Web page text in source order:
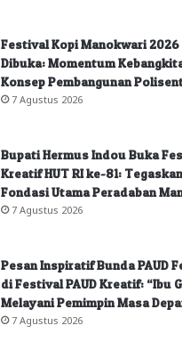
Festival Kopi Manokwari 2026
Dibuka: Momentum
Konsep Pembangunan
7 Agustus 2026
Bupati Hermus Indou Buka
Kreatif HUT RI ke-81:
Fondasi Utama Peradaban
7 Agustus 2026
Pesan Inspiratif Bunda PAUD
di Festival PAUD Kreatif: “Ibu
Melayani Pemimpin Masa
7 Agustus 2026